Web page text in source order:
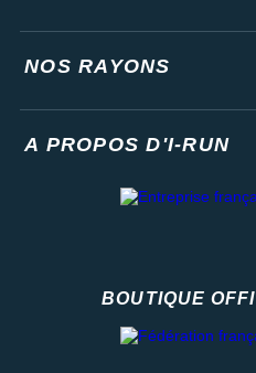
NOS RAYONS
A PROPOS D'I-RUN
BOUTIQUE